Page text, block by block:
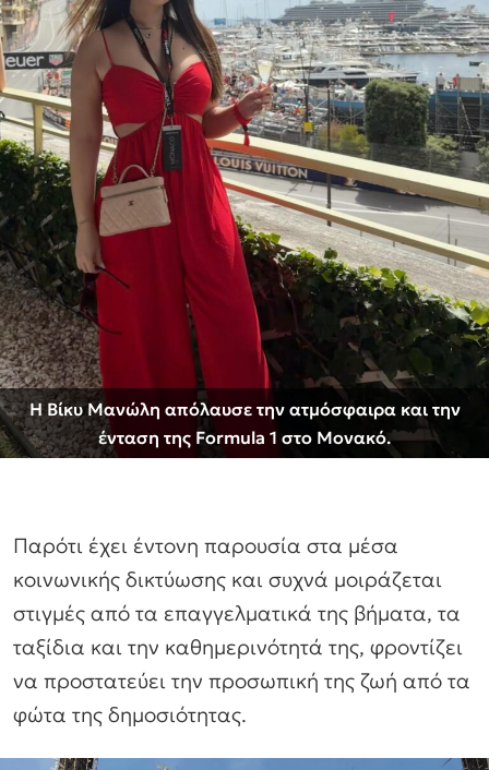
Η Βίκυ Μανώλη απόλαυσε την ατμόσφαιρα και την
ένταση της Formula 1 στο Μονακό.
Παρότι έχει έντονη παρουσία στα μέσα
κοινωνικής δικτύωσης και συχνά μοιράζεται
στιγμές από τα επαγγελματικά της βήματα, τα
ταξίδια και την καθημερινότητά της, φροντίζει
να προστατεύει την προσωπική της ζωή από τα
φώτα της δημοσιότητας.